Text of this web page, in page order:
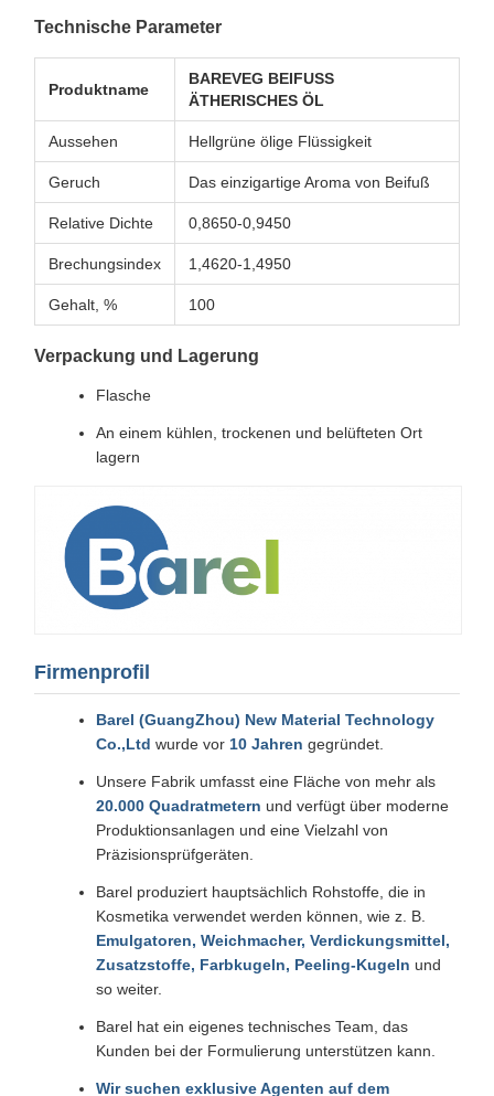
Technische Parameter
Produktname
BAREVEG BEIFUSS
ÄTHERISCHES ÖL
Aussehen Hellgrüne ölige Flüssigkeit
Geruch Das einzigartige Aroma von Beifuß
Relative Dichte 0,8650-0,9450
Brechungsindex 1,4620-1,4950
Gehalt, % 100
Verpackung und Lagerung
Flasche
An einem kühlen, trockenen und belüfteten Ort
lagern
Firmenprofil
Barel (GuangZhou) New Material Technology
Co.,Ltd wurde vor 10 Jahren gegründet.
Unsere Fabrik umfasst eine Fläche von mehr als
20.000 Quadratmetern und verfügt über moderne
Produktionsanlagen und eine Vielzahl von
Präzisionsprüfgeräten.
Barel produziert hauptsächlich Rohstoffe, die in
Kosmetika verwendet werden können, wie z. B.
Emulgatoren, Weichmacher, Verdickungsmittel,
Zusatzstoffe, Farbkugeln, Peeling-Kugeln und
so weiter.
Barel hat ein eigenes technisches Team, das
Kunden bei der Formulierung unterstützen kann.
Wir suchen exklusive Agenten auf dem